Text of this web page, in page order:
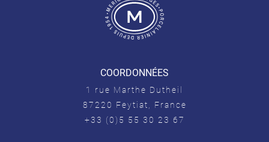
COORDONNÉES
1 rue Marthe Dutheil
87220 Feytiat, France
+33 (0)5 55 30 23 67